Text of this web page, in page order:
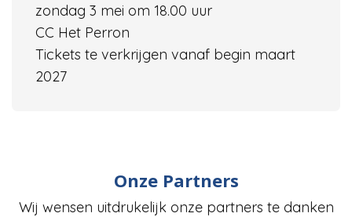
zondag 3 mei om 18.00 uur
CC Het Perron
Tickets te verkrijgen vanaf begin maart
2027
Onze Partners
Wij wensen uitdrukelijk onze partners te danken